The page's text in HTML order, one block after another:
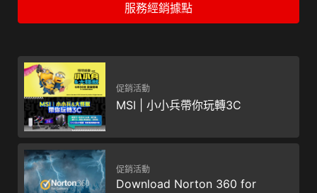
服務經銷據點
促銷活動
MSI | 小小兵帶你玩轉3C
促銷活動
Download Norton 360 for